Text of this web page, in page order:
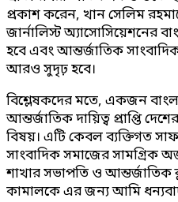
প্রকাশ করেন, খান সেলিম
জার্নালিস্ট অ্যাসোসিয়েশনের
হবে এবং আন্তর্জাতিক
আরও সুদৃঢ় হবে।
বিশ্লেষকদের মতে, একজন
আন্তর্জাতিক দায়িত্ব প্রাপ্তি
বিষয়। এটি কেবল ব্যক্তিগত
সাংবাদিক সমাজের সামগ্রিক
শাখার সভাপতি ও
কামালকে এর জন্য আমি